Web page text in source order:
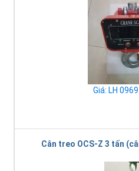
Giá: LH
Cân treo OCS-Z 3 tấn